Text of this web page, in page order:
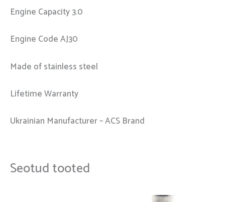
Engine Capacity 3.0
Engine Code AJ30
Made of stainless steel
Lifetime Warranty
Ukrainian Manufacturer – ACS Brand
Seotud tooted